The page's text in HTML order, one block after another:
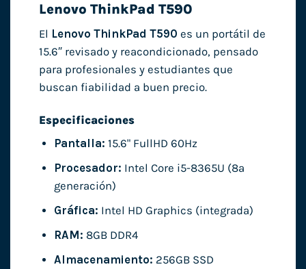
Lenovo ThinkPad T590
El Lenovo ThinkPad T590 es un portátil de
15.6″ revisado y reacondicionado, pensado
para profesionales y estudiantes que
buscan fiabilidad a buen precio.
Especificaciones
Pantalla: 15.6" FullHD 60Hz
Procesador: Intel Core i5-8365U (8ª
generación)
Gráfica: Intel HD Graphics (integrada)
RAM: 8GB DDR4
Almacenamiento: 256GB SSD